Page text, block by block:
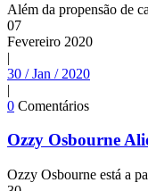
Além da propensão de
07
Fevereiro 2020
|
30 / Jan / 2020
|
0 Comentários
Ozzy Osbourne
Ozzy Osbourne está a